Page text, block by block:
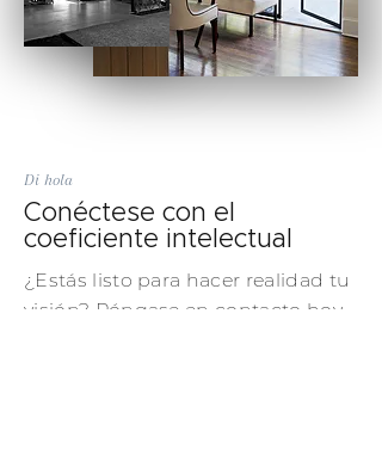
Di hola
Conéctese con el
coeficiente intelectual
¿Estás listo para hacer realidad tu
visión? Póngase en contacto hoy